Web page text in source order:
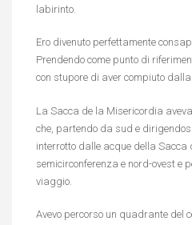
labirinto.
Ero divenuto perfettamente
Prendendo come punto di
con stupore di aver compiuto
La Sacca de la Misericordia
che, partendo da sud e
interrotto dalle acque della Sacca
semicirconferenza e nord-ovest e
viaggio.
Avevo percorso un quadrante del